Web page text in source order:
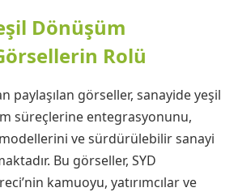
Dönüşüm
Rolü
paylaşılan görseller, sanayide yeşil
süreçlerine entegrasyonunu,
ve sürdürülebilir sanayi
Bu görseller, SYD
kamuoyu, yatırımcılar ve